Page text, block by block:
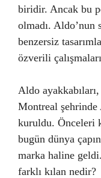
biridir. Ancak bu
olmadı. Aldo’nun
benzersiz
özverili
Aldo ayakkabıları,
Montreal şehrinde
kuruldu. Önceleri
bugün dünya
marka haline
farklı kılan nedir?